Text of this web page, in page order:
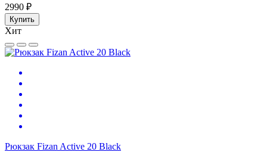
2990 ₽
Купить
Хит
Рюкзак Fizan Active 20 Black